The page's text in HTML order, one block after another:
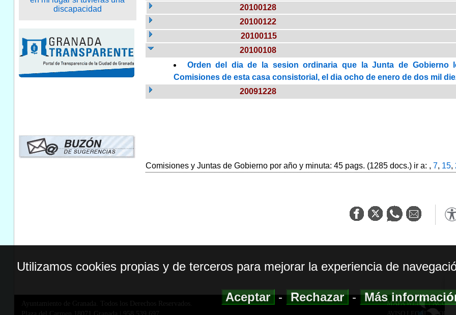
20100128
20100122
20100115
20100108
Orden del dia de la sesion ordinaria que la Junta de Gobierno
Comisiones de esta casa consistorial, el dia ocho de enero de dos mil
20091228
Comisiones y Juntas de Gobierno por año y minuta: 45 pags. (1285 docs.) ir a: , 7, 15,
Ayuntamiento de Granada. Todos los Derechos Reservados.
MAPA WEB|
AVISO LEGAL|
Utilizamos cookies propias y de terceros para mejorar la experiencia de
Aceptar-Rechazar-Más